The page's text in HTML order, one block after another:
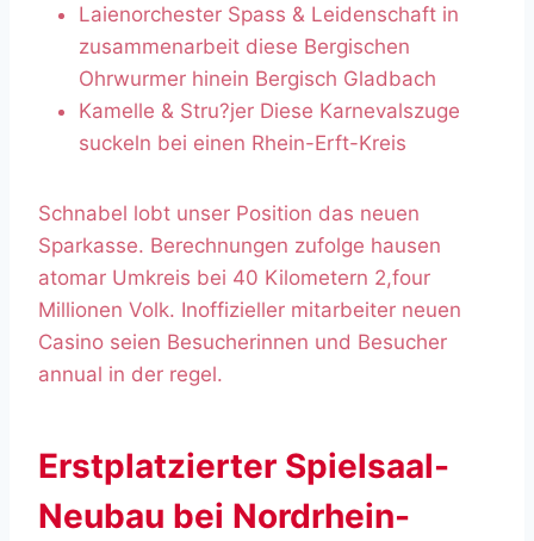
Laienorchester Spass & Leidenschaft in
zusammenarbeit diese Bergischen
Ohrwurmer hinein Bergisch Gladbach
Kamelle & Stru?jer Diese Karnevalszuge
suckeln bei einen Rhein-Erft-Kreis
Schnabel lobt unser Position das neuen
Sparkasse. Berechnungen zufolge hausen
atomar Umkreis bei 40 Kilometern 2,four
Millionen Volk. Inoffizieller mitarbeiter neuen
Casino seien Besucherinnen und Besucher
annual in der regel.
Erstplatzierter Spielsaal-
Neubau bei Nordrhein-